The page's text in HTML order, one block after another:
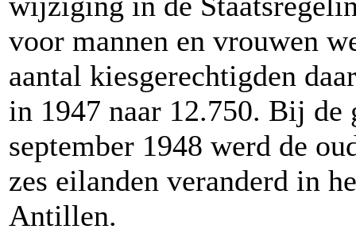
voor mannen en vrouwen
aantal kiesgerechtigden
in 1947 naar 12.750. Bij de
september 1948 werd de
zes eilanden veranderd in
Antillen.